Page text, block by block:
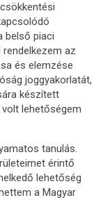
belső piaci
az
és elemzése
joggyakorlatát,
készített
lehetőségem
tanulás.
érintő
lehetőség
a Magyar